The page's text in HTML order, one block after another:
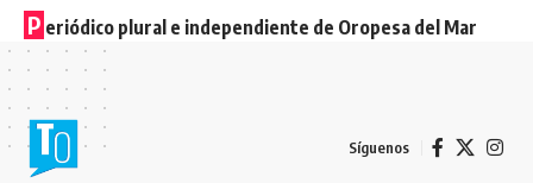
P eriódico plural e independiente de Oropesa del Mar
Síguenos